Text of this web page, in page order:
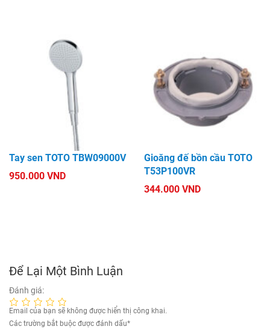
Tay sen TOTO TBW09000V
950.000 VND
Gioăng đế bồn cầu TOTO
T53P100VR
344.000 VND
Để Lại Một Bình Luận
Đánh giá:
Email của bạn sẽ không được hiển thị công khai.
Các trường bắt buộc được đánh dấu*